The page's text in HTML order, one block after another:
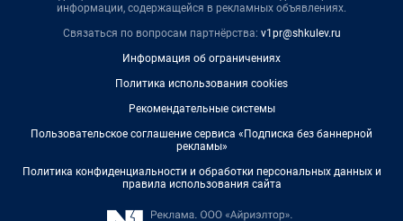
информации, содержащейся в рекламных объявлениях.
Связаться по вопросам партнёрства: v1pr@shkulev.ru
Информация об ограничениях
Политика использования cookies
Рекомендательные системы
Пользовательское соглашение сервиса «Подписка без баннерной
рекламы»
Политика конфиденциальности и обработки персональных данных и
правила использования сайта